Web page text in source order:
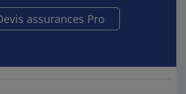
assurances Pro